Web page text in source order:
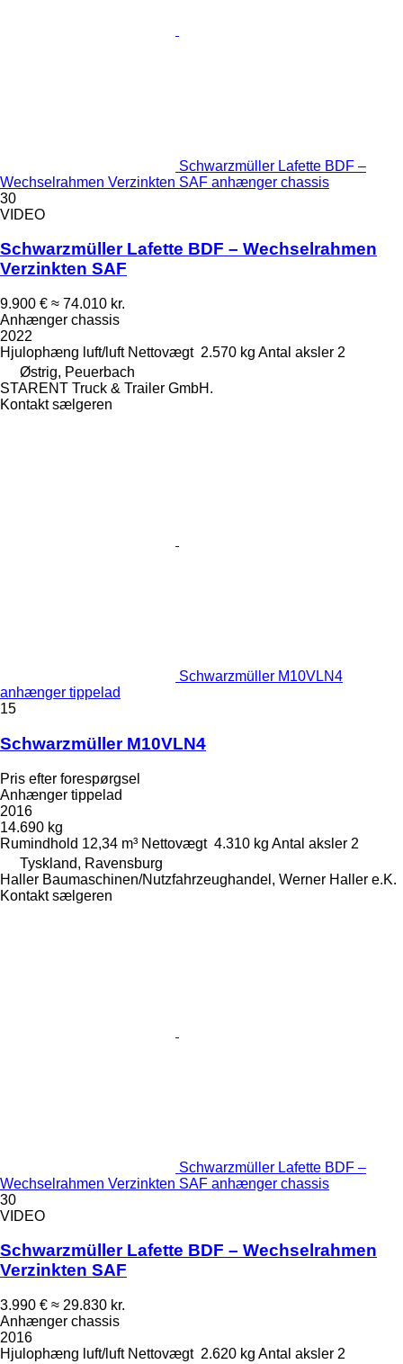
Schwarzmüller Lafette BDF –
Wechselrahmen Verzinkten SAF anhænger chassis
30
VIDEO
Schwarzmüller Lafette BDF – Wechselrahmen
Verzinkten SAF
9.900 € ≈ 74.010 kr.
Anhænger chassis
2022
Hjulophæng luft/luft Nettovægt 2.570 kg Antal aksler 2
Østrig, Peuerbach
STARENT Truck & Trailer GmbH.
Kontakt sælgeren
Schwarzmüller M10VLN4
anhænger tippelad
15
Schwarzmüller M10VLN4
Pris efter forespørgsel
Anhænger tippelad
2016
14.690 kg
Rumindhold 12,34 m³ Nettovægt 4.310 kg Antal aksler 2
Tyskland, Ravensburg
Haller Baumaschinen/Nutzfahrzeughandel, Werner Haller e.K.
Kontakt sælgeren
Schwarzmüller Lafette BDF –
Wechselrahmen Verzinkten SAF anhænger chassis
30
VIDEO
Schwarzmüller Lafette BDF – Wechselrahmen
Verzinkten SAF
3.990 € ≈ 29.830 kr.
Anhænger chassis
2016
Hjulophæng luft/luft Nettovægt 2.620 kg Antal aksler 2